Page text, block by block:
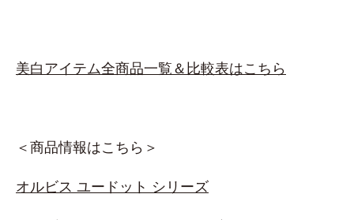
美白アイテム全商品一覧＆比較表はこちら
＜商品情報はこちら＞
オルビス ユードット シリーズ